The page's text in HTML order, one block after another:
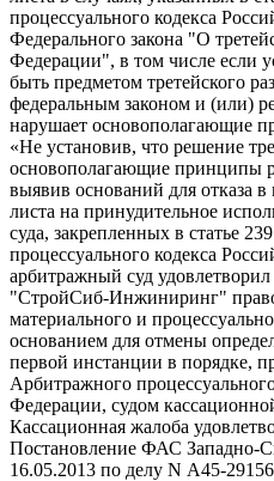
процессуального кодекса
Федерального закона "О
Федерации", в том числе если
быть предметом третейского
федеральным законом и (или)
нарушает основополагающие
«Не установив, что решение
основополагающие принципы
выявив оснований для отказа
листа на принудительное
суда, закрепленных в статье
процессуального кодекса
арбитражный суд
"СтройСиб-Инжиниринг"
материального и
основанием для отмены
первой инстанции в порядке,
Арбитражного
Федерации, судом
Кассационная жалоба
Постановление ФАС Западно-
16.05.2013 по делу N А45-